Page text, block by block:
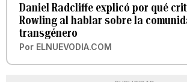
Daniel Radcliffe explicó por qué
Rowling al hablar sobre la
transgénero
Por ELNUEVODIA.COM